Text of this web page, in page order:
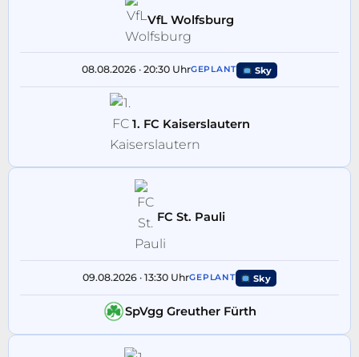
VfL Wolfsburg
08.08.2026 · 20:30 UhrGEPLANT Sky
1. FC Kaiserslautern
FC St. Pauli
09.08.2026 · 13:30 UhrGEPLANT Sky
SpVgg Greuther Fürth